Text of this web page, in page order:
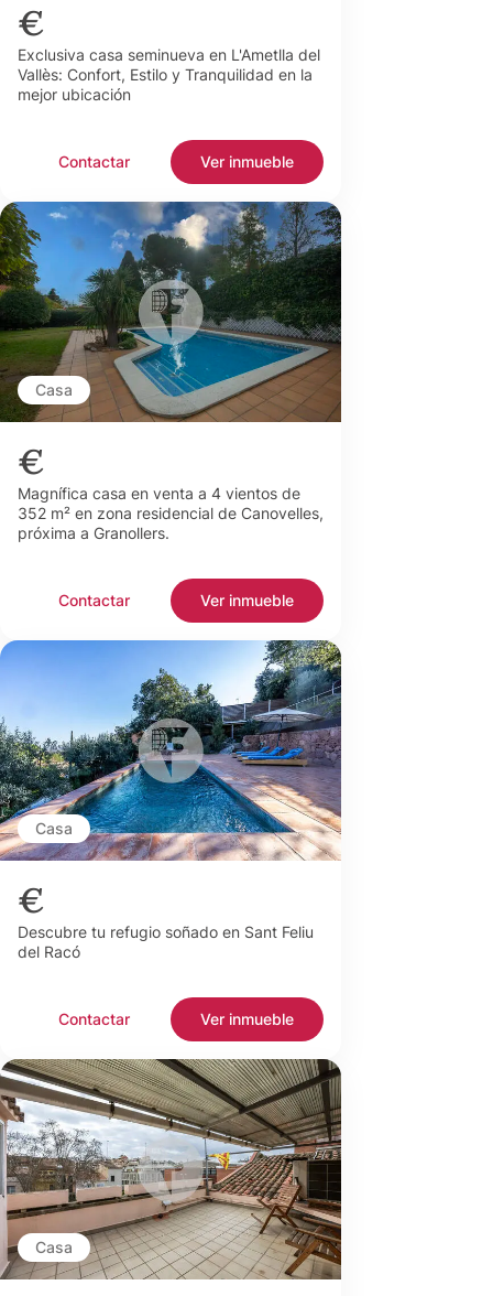
€
Exclusiva casa seminueva en L'Ametlla del
Vallès: Confort, Estilo y Tranquilidad en la
mejor ubicación
Contactar Ver inmueble
Casa
€
Magnífica casa en venta a 4 vientos de
352 m² en zona residencial de Canovelles,
próxima a Granollers.
Contactar Ver inmueble
Casa
€
Descubre tu refugio soñado en Sant Feliu
del Racó
Contactar Ver inmueble
Casa